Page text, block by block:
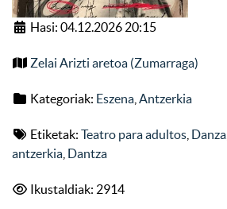
Hasi: 04.12.2026 20:15
Zelai Arizti aretoa (Zumarraga)
Kategoriak: Eszena Antzerkia
Etiketak: Teatro para adultos Danza
antzerkia Dantza
Ikustaldiak: 2914